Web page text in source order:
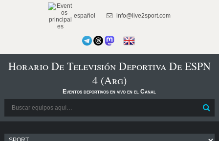
español info@live2sport.com
Horario De Televisión Deportiva De ESPN
4 (Arg)
Eventos deportivos en vivo en el Canal